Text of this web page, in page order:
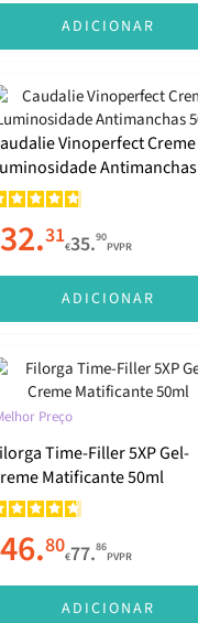
ADICIONAR
Vinoperfect Creme
Antimanchas
32.31€35.90
PVPR
ADICIONAR
Preço
Time-Filler 5XP Gel-
Matificante 50ml
46.80€77.86
PVPR
ADICIONAR